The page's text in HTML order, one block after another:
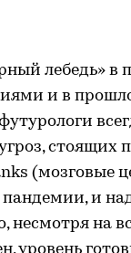
лебедь» в
и в
стоящих
(мозговые
и
несмотря на